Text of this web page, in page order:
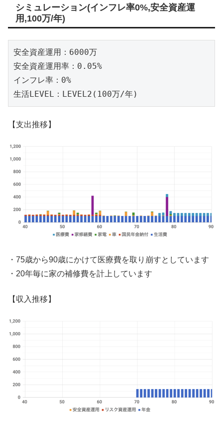
シミュレーション(インフレ率0%,安全資産運
用,100万/年)
安全資産運用：6000万
安全資産運用率：0.05%
インフレ率：0%
生活LEVEL：LEVEL2(100万/年)
【支出推移】
・75歳から90歳にかけて医療費を取り崩すとしています
・20年毎に家の補修費を計上しています
【収入推移】